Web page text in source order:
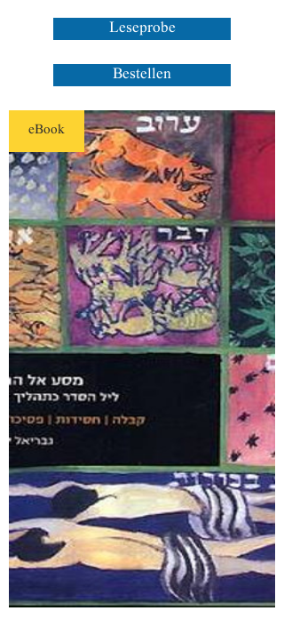
Leseprobe
Bestellen
eBook